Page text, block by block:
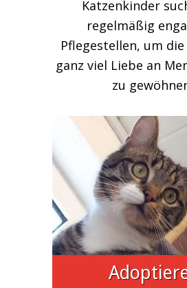
Katzenkinder
regelmäßig
Pflegestellen, um
ganz viel Liebe an
zu